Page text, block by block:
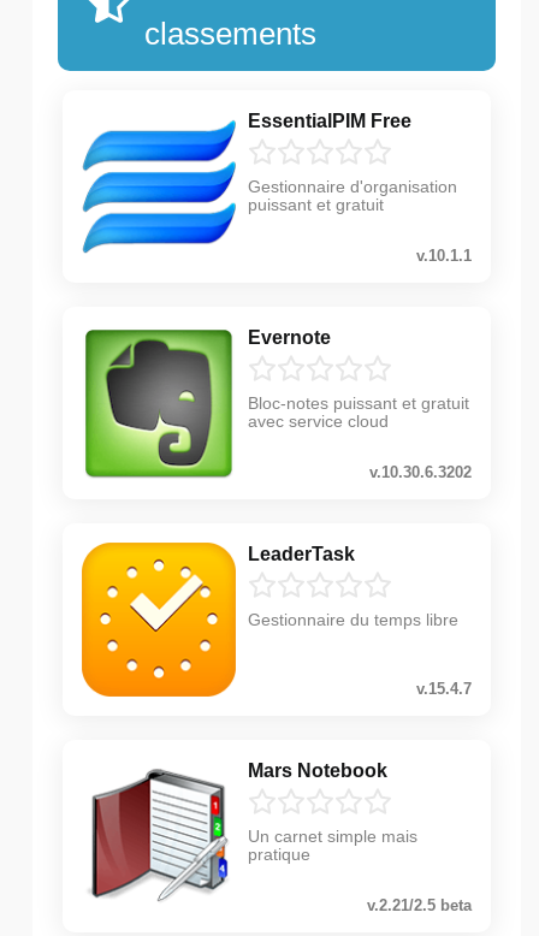
classements
EssentialPIM Free
Gestionnaire d'organisation
puissant et gratuit
v.10.1.1
Evernote
Bloc-notes puissant et gratuit
avec service cloud
v.10.30.6.3202
LeaderTask
Gestionnaire du temps libre
v.15.4.7
Mars Notebook
Un carnet simple mais
pratique
v.2.21/2.5 beta